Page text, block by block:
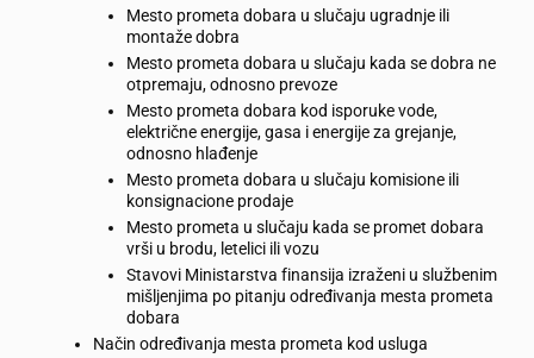
Mesto prometa dobara u slučaju ugradnje ili
montaže dobra
Mesto prometa dobara u slučaju kada se dobra ne
otpremaju, odnosno prevoze
Mesto prometa dobara kod isporuke vode,
električne energije, gasa i energije za grejanje,
odnosno hlađenje
Mesto prometa dobara u slučaju komisione ili
konsignacione prodaje
Mesto prometa u slučaju kada se promet dobara
vrši u brodu, letelici ili vozu
Stavovi Ministarstva finansija izraženi u službenim
mišljenjima po pitanju određivanja mesta prometa
dobara
Način određivanja mesta prometa kod usluga